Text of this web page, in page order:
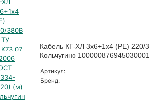
Кабель КГ-ХЛ 3х6+1х4 (PE)
Кольчугино 100000876945030001
Артикул:
Бренд: